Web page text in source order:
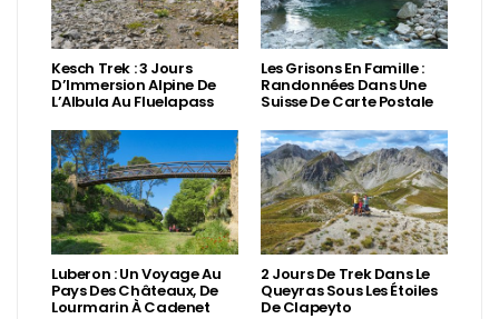
Kesch Trek : 3 Jours
D’Immersion Alpine De
L’Albula Au Fluelapass
Les Grisons En Famille :
Randonnées Dans Une
Suisse De Carte Postale
Luberon : Un Voyage Au
Pays Des Châteaux, De
Lourmarin À Cadenet
2 Jours De Trek Dans Le
Queyras Sous Les Étoiles
De Clapeyto